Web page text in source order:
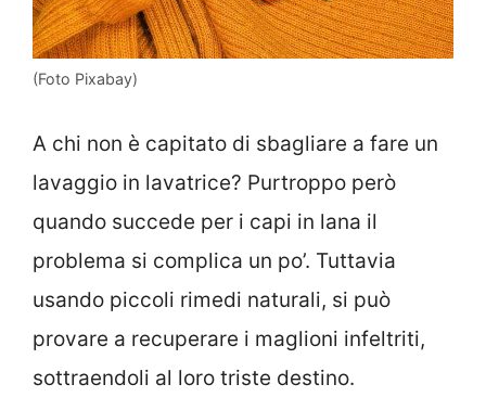
(Foto Pixabay)
A chi non è capitato di sbagliare a fare un
lavaggio in lavatrice? Purtroppo però
quando succede per i capi in lana il
problema si complica un po’. Tuttavia
usando piccoli rimedi naturali, si può
provare a recuperare i maglioni infeltriti,
sottraendoli al loro triste destino.